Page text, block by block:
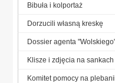
Bibuła i kolportaż
Dorzucili własną kreskę
Dossier agenta
Klisze i zdjęcia na sankach
Komitet pomocy na plebanii